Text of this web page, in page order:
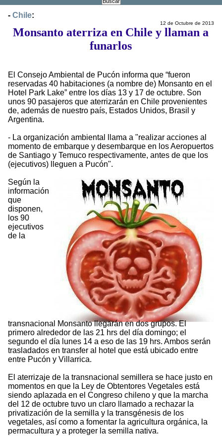
- Chile:
12 de Octubre de 2013
Monsanto aterriza en Chile y llaman a
funarlos
El Consejo Ambiental de Pucón informa que “fueron
reservadas 40 habitaciones (a nombre de) Monsanto en el
Hotel Park Lake” entre los días 13 y 17 de octubre. Son
unos 90 pasajeros que aterrizarán en Chile provenientes
de, además de nuestro país, Estados Unidos, Brasil y
Argentina.
- La organización ambiental llama a "realizar acciones al
momento de embarque y desembarque en los Aeropuertos
de Santiago y Temuco respectivamente, antes de que los
(ejecutivos) lleguen a Pucón".
Según la
información
que
disponen,
los 90
ejecutivos
de la
transnacional Monsanto llegarán en dos grupos. El
primero alrededor de las 21 hrs del día domingo; el
segundo el día lunes 14 a eso de las 19 hrs. Ambos serán
trasladados en transfer al hotel que está ubicado entre
entre Pucón y Villarrica.
El aterrizaje de la transnacional semillera se hace justo en
momentos en que la Ley de Obtentores Vegetales está
siendo aplazada en el Congreso chileno y que la marcha
del 12 de octubre tuvo un claro llamado a rechazar la
privatización de la semilla y la transgénesis de los
vegetales, así como a fomentar la agricultura orgánica, la
permacultura y a proteger la semilla nativa.